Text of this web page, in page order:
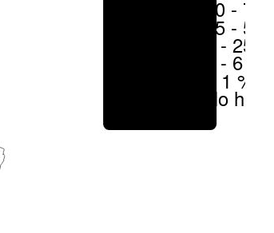
50 - 70 %
25 - 50 %
6 - 25 %
1 - 6 %
< 1 %
No hay